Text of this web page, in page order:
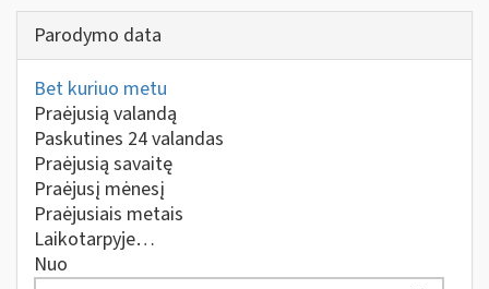
Parodymo data
Bet kuriuo metu
Praėjusią valandą
Paskutines 24 valandas
Praėjusią savaitę
Praėjusį mėnesį
Praėjusiais metais
Laikotarpyje…
Nuo